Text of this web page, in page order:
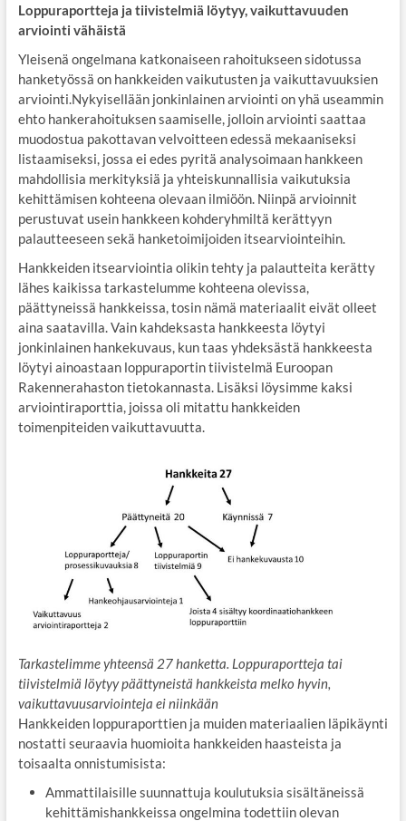
Loppuraportteja ja tiivistelmiä löytyy, vaikuttavuuden
arviointi vähäistä
Yleisenä ongelmana katkonaiseen rahoitukseen sidotussa
hanketyössä on hankkeiden vaikutusten ja vaikuttavuuksien
arviointi.Nykyisellään jonkinlainen arviointi on yhä useammin
ehto hankerahoituksen saamiselle, jolloin arviointi saattaa
muodostua pakottavan velvoitteen edessä mekaaniseksi
listaamiseksi, jossa ei edes pyritä analysoimaan hankkeen
mahdollisia merkityksiä ja yhteiskunnallisia vaikutuksia
kehittämisen kohteena olevaan ilmiöön. Niinpä arvioinnit
perustuvat usein hankkeen kohderyhmiltä kerättyyn
palautteeseen sekä hanketoimijoiden itsearviointeihin.
Hankkeiden itsearviointia olikin tehty ja palautteita kerätty
lähes kaikissa tarkastelumme kohteena olevissa,
päättyneissä hankkeissa, tosin nämä materiaalit eivät olleet
aina saatavilla. Vain kahdeksasta hankkeesta löytyi
jonkinlainen hankekuvaus, kun taas yhdeksästä hankkeesta
löytyi ainoastaan loppuraportin tiivistelmä Euroopan
Rakennerahaston tietokannasta. Lisäksi löysimme kaksi
arviointiraporttia, joissa oli mitattu hankkeiden
toimenpiteiden vaikuttavuutta.
Tarkastelimme yhteensä 27 hanketta. Loppuraportteja tai
tiivistelmiä löytyy päättyneistä hankkeista melko hyvin,
vaikuttavuusarviointeja ei niinkään
Hankkeiden loppuraporttien ja muiden materiaalien läpikäynti
nostatti seuraavia huomioita hankkeiden haasteista ja
toisaalta onnistumisista:
Ammattilaisille suunnattuja koulutuksia sisältäneissä
kehittämishankkeissa ongelmina todettiin olevan